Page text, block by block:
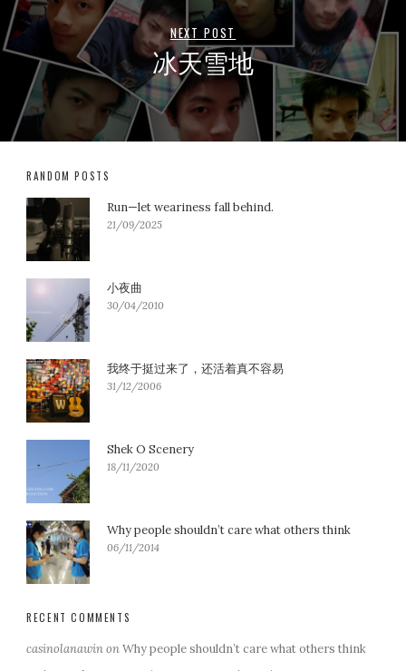
NEXT POST
冰天雪地
RANDOM POSTS
Run—let weariness fall behind.
21/09/2025
小夜曲
30/04/2010
我终于挺过来了，还活着真不容易
31/12/2006
Shek O Scenery
18/11/2020
Why people shouldn’t care what others think
06/11/2014
RECENT COMMENTS
casinolanawinonWhy people shouldn’t care what others think